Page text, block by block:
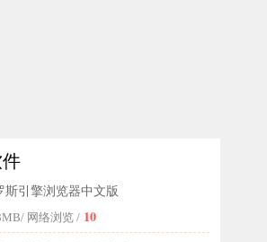
用感受，快来免费下载上手吧！
斯引擎浏览器中文版
/ 网络浏览 / 10